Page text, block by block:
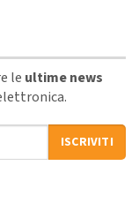
le ultime news
ISCRIVITI